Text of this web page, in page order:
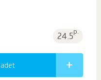
24.5p.
adet